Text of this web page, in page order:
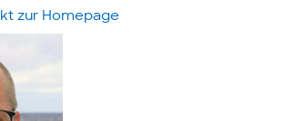
zur Homepage